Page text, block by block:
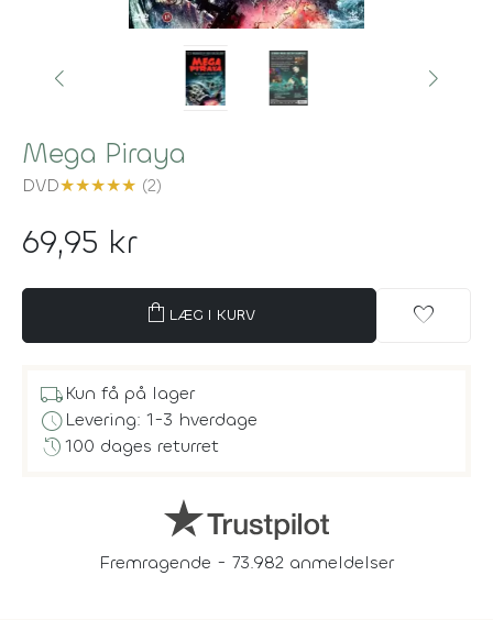
Mega Piraya
DVD★★★★★ (2)
69,95 kr
shopping_bag LÆG I KURV favorite
local_shippingKun få på lager
scheduleLevering: 1-3 hverdage
history100 dages returret
Fremragende - 73.982 anmeldelser